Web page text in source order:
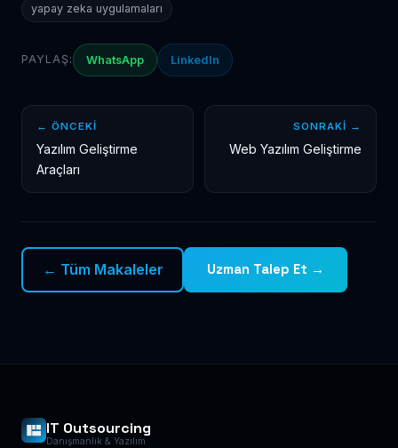
yapay zeka uygulamaları
PAYLAŞ: WhatsApp LinkedIn
← ÖNCEKI
Yazılım Geliştirme
Araçları
SONRAKI →
Web Yazılım Geliştirme
← Tüm Makaleler Uzman Talep Et →
IT Outsourcing
Danışmanlık & Yazılım